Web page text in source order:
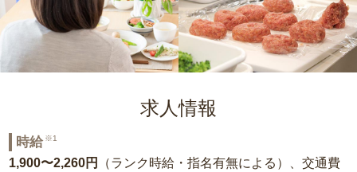
求人情報
時給 ※1
1,900〜2,260円
（ランク時給・指名有無による）、交通費